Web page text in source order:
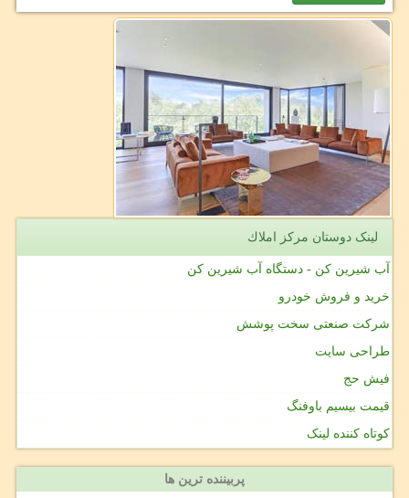
لینک دوستان مركز املاك
آب شیرین کن - دستگاه آب شیرین کن
خرید و فروش خودرو
شرکت صنعتی سخت پوشش
طراحی سایت
فیش حج
قیمت بیسیم باوفنگ
کوتاه کننده لینک
پربیننده ترین ها